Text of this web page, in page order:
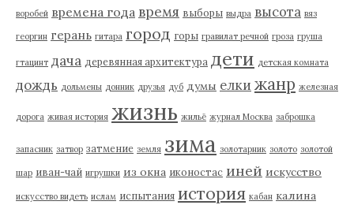
воробей времена года время выборы выдра высота вяз
георгин герань гитара город горы гравилат речной гроза груша
гтацинт дача деревянная архитектура дети детская комната
дождь дольмены донник друзья дуб думы елки жанр железная
дорога живая история жизнь жильё журнал Москва заброшка
запасник затвор затмение земля зима золотарник золото золотой
шар иван-чай игрушки из окна иконостас иней искусство
искусство видеть ислам испытания история кабан калина